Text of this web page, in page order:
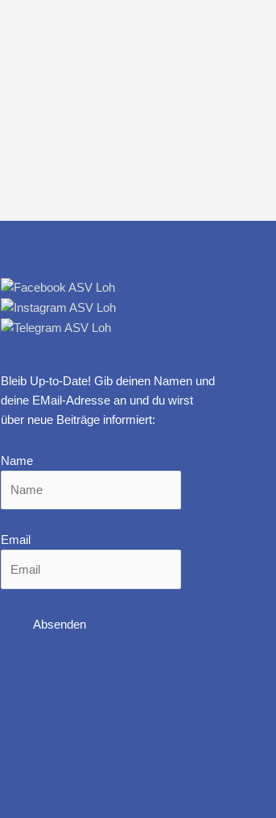
Bleib Up-to-Date! Gib deinen Namen und
deine EMail-Adresse an und du wirst
über neue Beiträge informiert:
Name
Email